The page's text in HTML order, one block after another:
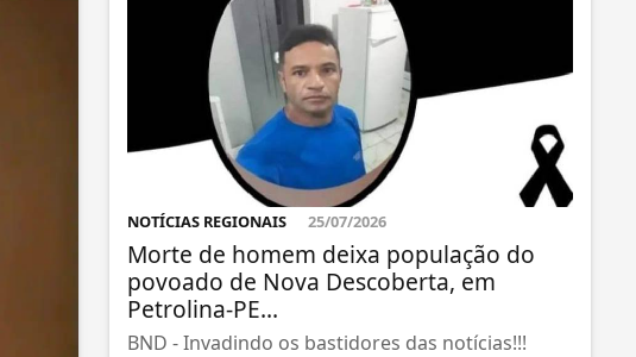
NOTÍCIAS REGIONAIS 25/07/2026
Morte de homem deixa população do
povoado de Nova Descoberta, em
Petrolina-PE...
BND - Invadindo os bastidores das notícias!!!